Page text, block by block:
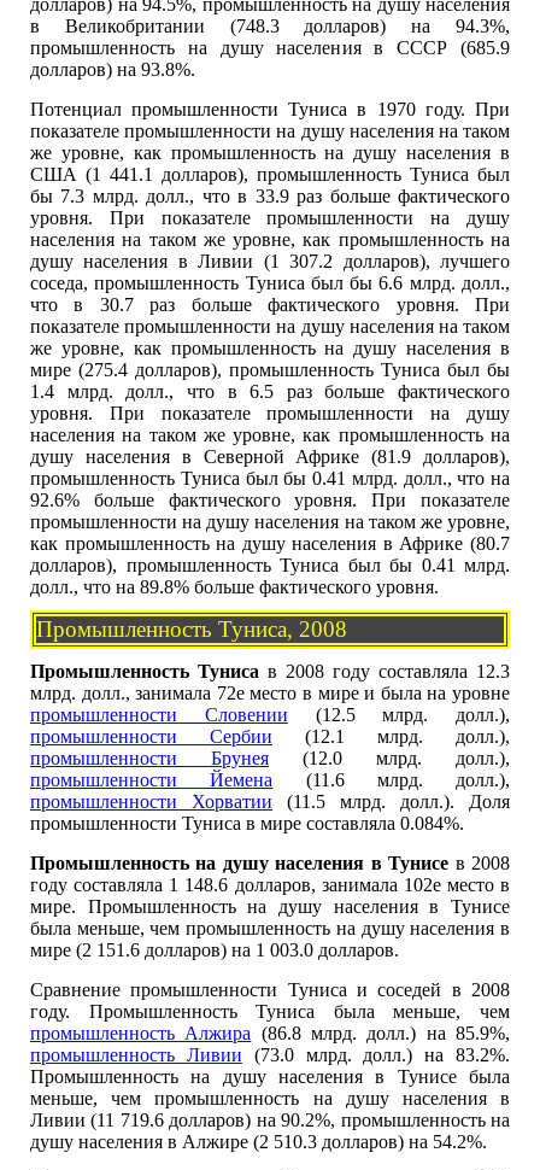
долларов) на 94.5%, промышленность на душу населения
в Великобритании (748.3 долларов) на 94.3%,
промышленность на душу населения в СССР (685.9
долларов) на 93.8%.
Потенциал промышленности Туниса в 1970 году. При
показателе промышленности на душу населения на таком
же уровне, как промышленность на душу населения в
США (1 441.1 долларов), промышленность Туниса был
бы 7.3 млрд. долл., что в 33.9 раз больше фактического
уровня. При показателе промышленности на душу
населения на таком же уровне, как промышленность на
душу населения в Ливии (1 307.2 долларов), лучшего
соседа, промышленность Туниса был бы 6.6 млрд. долл.,
что в 30.7 раз больше фактического уровня. При
показателе промышленности на душу населения на таком
же уровне, как промышленность на душу населения в
мире (275.4 долларов), промышленность Туниса был бы
1.4 млрд. долл., что в 6.5 раз больше фактического
уровня. При показателе промышленности на душу
населения на таком же уровне, как промышленность на
душу населения в Северной Африке (81.9 долларов),
промышленность Туниса был бы 0.41 млрд. долл., что на
92.6% больше фактического уровня. При показателе
промышленности на душу населения на таком же уровне,
как промышленность на душу населения в Африке (80.7
долларов), промышленность Туниса был бы 0.41 млрд.
долл., что на 89.8% больше фактического уровня.
Промышленность Туниса, 2008
Промышленность Туниса в 2008 году составляла 12.3
млрд. долл., занимала 72е место в мире и была на уровне
промышленности Словении (12.5 млрд. долл.),
промышленности Сербии (12.1 млрд. долл.),
промышленности Брунея (12.0 млрд. долл.),
промышленности Йемена (11.6 млрд. долл.),
промышленности Хорватии (11.5 млрд. долл.). Доля
промышленности Туниса в мире составляла 0.084%.
Промышленность на душу населения в Тунисе в 2008
году составляла 1 148.6 долларов, занимала 102е место в
мире. Промышленность на душу населения в Тунисе
была меньше, чем промышленность на душу населения в
мире (2 151.6 долларов) на 1 003.0 долларов.
Сравнение промышленности Туниса и соседей в 2008
году. Промышленность Туниса была меньше, чем
промышленность Алжира (86.8 млрд. долл.) на 85.9%,
промышленность Ливии (73.0 млрд. долл.) на 83.2%.
Промышленность на душу населения в Тунисе была
меньше, чем промышленность на душу населения в
Ливии (11 719.6 долларов) на 90.2%, промышленность на
душу населения в Алжире (2 510.3 долларов) на 54.2%.